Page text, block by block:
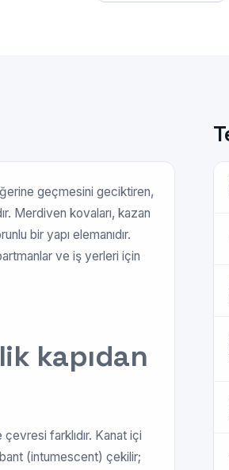
geçmesini geciktiren,
Merdiven kovaları, kazan
bir yapı elemanıdır.
ve iş yerleri için
kapıdan
çevresi farklıdır. Kanat içi
bant (intumescent) çekilir;